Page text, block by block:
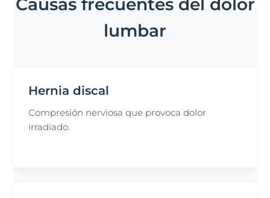
Causas frecuentes del dolor
lumbar
Hernia discal
Compresión nerviosa que provoca dolor
irradiado.